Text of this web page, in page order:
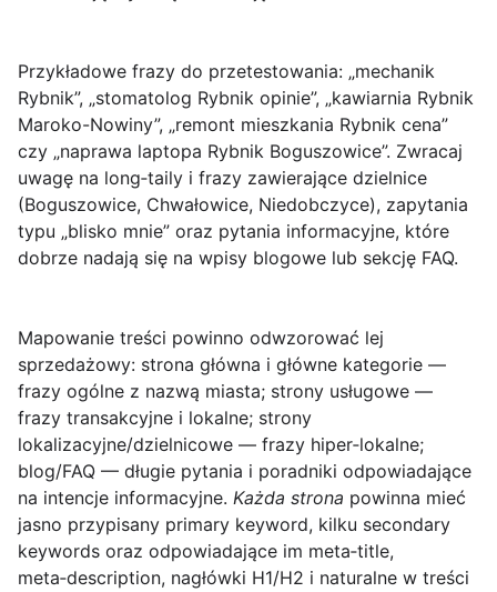
Przykładowe frazy do przetestowania: „mechanik
Rybnik”, „stomatolog Rybnik opinie”, „kawiarnia Rybnik
Maroko-Nowiny”, „remont mieszkania Rybnik cena”
czy „naprawa laptopa Rybnik Boguszowice”. Zwracaj
uwagę na long‑taily i frazy zawierające dzielnice
(Boguszowice, Chwałowice, Niedobczyce), zapytania
typu „blisko mnie” oraz pytania informacyjne, które
dobrze nadają się na wpisy blogowe lub sekcję FAQ.
Mapowanie treści powinno odwzorować lej
sprzedażowy: strona główna i główne kategorie —
frazy ogólne z nazwą miasta; strony usługowe —
frazy transakcyjne i lokalne; strony
lokalizacyjne/dzielnicowe — frazy hiper‑lokalne;
blog/FAQ — długie pytania i poradniki odpowiadające
na intencje informacyjne. Każda strona powinna mieć
jasno przypisany primary keyword, kilku secondary
keywords oraz odpowiadające im meta‑title,
meta‑description, nagłówki H1/H2 i naturalne w treści